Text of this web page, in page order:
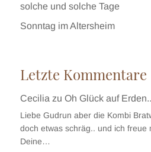
solche und solche Tage
Sonntag im Altersheim
Letzte Kommentare
Ceciliazu Oh Glück auf Erden..
Liebe Gudrun aber die Kombi
doch etwas schräg.. und ich freue
Deine…